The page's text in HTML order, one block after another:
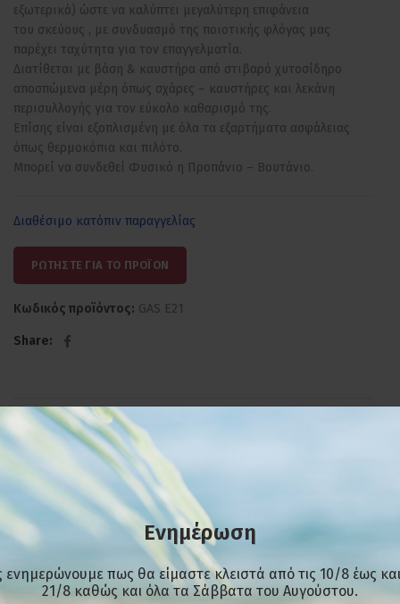
εξωτερικά) ώστε να καλύπτει μεγαλύτερη επιφάνεια
του σκεύους , με συνδυασμό της ποιοτικής φλόγας μας
παρέχει ταχύτητα για τον επαγγελματία.
Διατίθεται με βάση & καυστήρα από στιβαρό χυτοσίδηρο
αποσπώμενα μέρη όπως σχάρες – καυστήρες και λεκάνη
περισυλλογής για τον εύκολο καθαρισμό της.
Επίσης είναι εξοπλισμένη με όλα τα εξαρτήματα ασφάλειας
όπως θερμοκόπια και πιλότο.
Μπορεί να συνδεθεί Φυσικό η Προπάνιο – Βουτάνιο.
Διαθέσιμο κατόπιν παραγγελίας
ΡΩΤΗΣΤΕ ΓΙΑ ΤΟ ΠΡΟΪΟΝ
Κωδικός προϊόντος: GAS E21
Share
ΠΕΡΙΓΡΑΦΉ
10.6 kg
Διάσταση
(ΜxΒxΥ)
32,5 x 36,5 x 16 cm
7,4 kW
Καυστήρες/
Εστίες
1 Καυστήρας 7,5Kw
Ενημέρωση
ενημερώνουμε πως θα είμαστε κλειστά από τις 10/8 έως και
21/8 καθώς και όλα τα Σάββατα του Αυγούστου.